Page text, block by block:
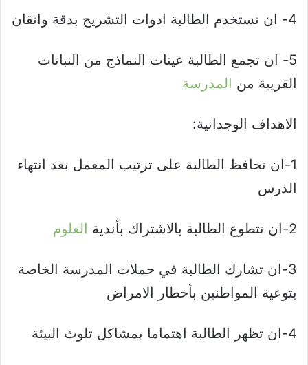
4- ان تستخدم الطالبة ادوات التشريح بدقة واتقان
5- ان تجمع الطالبة عينات النماذج من النباتات
القريبة من المدرسة
الاهداف الوجدانية:
1-ان تحافظ الطالبة على ترتيب المعمل بعد انتهاء
الدرس
2-ان تتطوع الطالبة بالاشتراك بأندية العلوم
3-ان تشارك الطالبة في حملات المدرسة الخاصة
بتوعية المواطنين بأخطار الامراض
4-ان تظهر الطالبة اهتماما بمشاكل تلوث البيئة